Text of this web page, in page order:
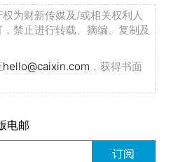
为财新传媒及/或相关权利人
禁止进行转载、摘编、复制及
hello@caixin.com ，获得书面
电邮
订阅